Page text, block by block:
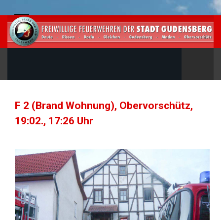
F 2 (Brand Wohnung), Obervorschütz,
19:02., 17:26 Uhr